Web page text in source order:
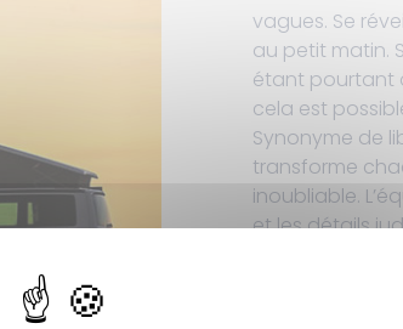
vagues. Se
au petit matin.
étant pourtant
cela est
Synonyme de
transforme
inoubliable.
et les détails
permettent
Voyagez où
emmenez